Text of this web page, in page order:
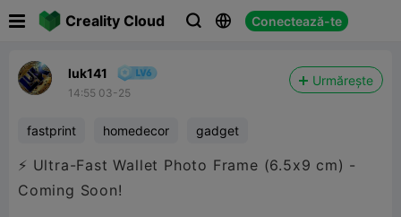
Creality Cloud   Conectează-te
luk141
14:55 03-25
Urmărește
fastprint homedecor gadget
⚡ Ultra-Fast Wallet Photo Frame (6.5x9 cm) -
Coming Soon!